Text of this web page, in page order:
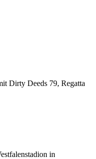
Dirty Deeds 79, Regatta
in